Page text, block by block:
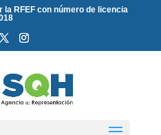
la RFEF con número de licencia